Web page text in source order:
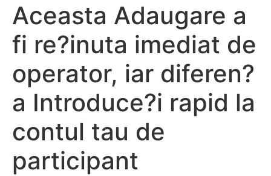
Aceasta Adaugare a
fi re?inuta imediat de
operator, iar diferen?
a Introduce?i rapid la
contul tau de
participant